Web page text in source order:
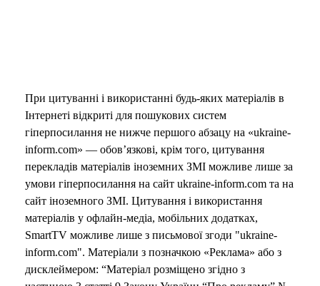
При цитуванні і використанні будь-яких матеріалів в
Інтернеті відкриті для пошукових систем
гіперпосилання не нижче першого абзацу на «ukraine-
inform.com» — обов’язкові, крім того, цитування
перекладів матеріалів іноземних ЗМІ можливе лише за
умови гіперпосилання на сайт ukraine-inform.com та на
сайт іноземного ЗМІ. Цитування і використання
матеріалів у офлайн-медіа, мобільних додатках,
SmartTV можливе лише з письмової згоди "ukraine-
inform.com". Матеріали з позначкою «Реклама» або з
дисклеймером: “Матеріал розміщено згідно з